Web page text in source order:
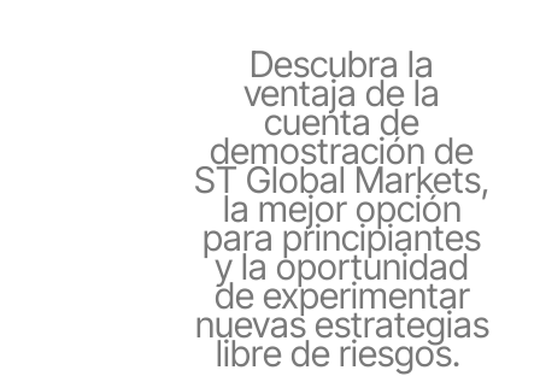
Descubra la
ventaja de la
cuenta de
demostración de
ST Global Markets,
la mejor opción
para principiantes
y la oportunidad
de experimentar
nuevas estrategias
libre de riesgos.